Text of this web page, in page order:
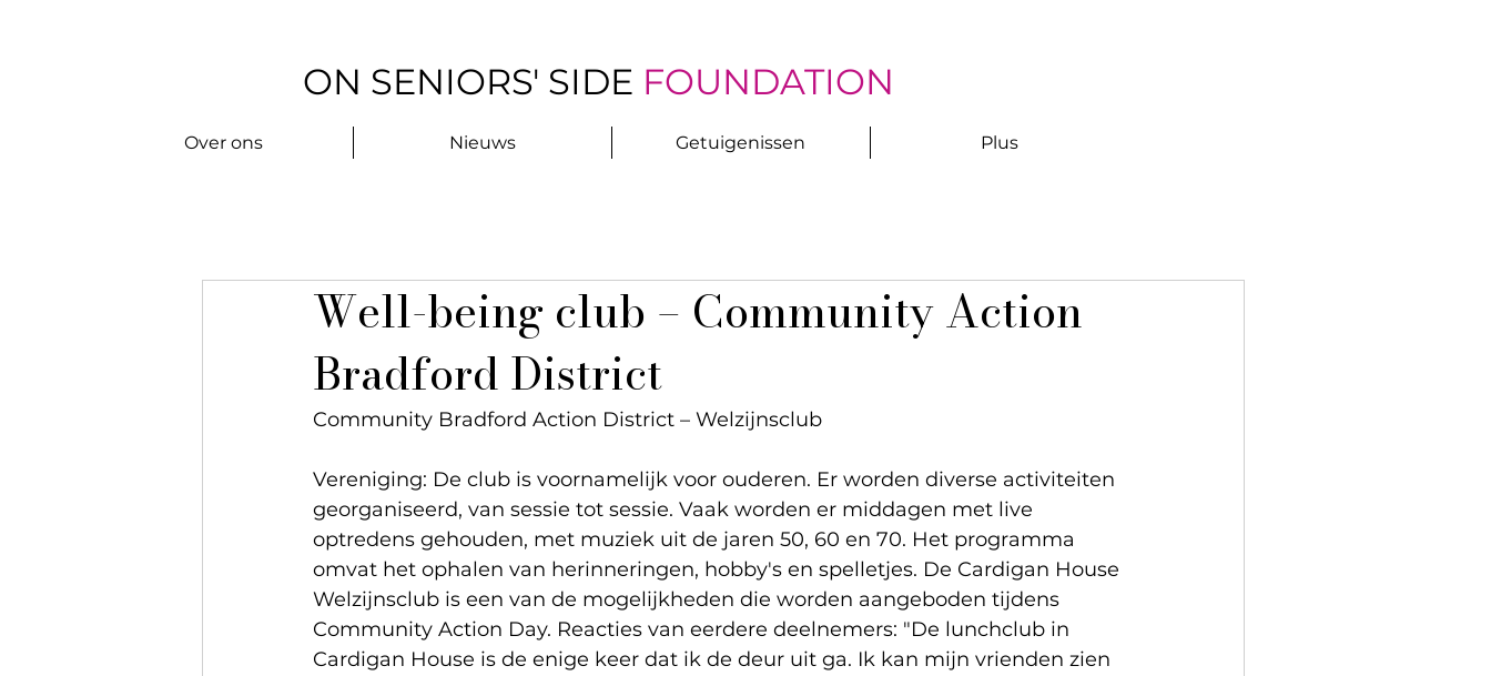
ON SENIORS' SIDE FOUNDATION
Over ons Nieuws Getuigenissen Plus
Well-being club – Community Action
Bradford District
Community Bradford Action District – Welzijnsclub
Vereniging: De club is voornamelijk voor ouderen. Er worden diverse activiteiten
georganiseerd, van sessie tot sessie. Vaak worden er middagen met live
optredens gehouden, met muziek uit de jaren 50, 60 en 70. Het programma
omvat het ophalen van herinneringen, hobby's en spelletjes. De Cardigan House
Welzijnsclub is een van de mogelijkheden die worden aangeboden tijdens
Community Action Day. Reacties van eerdere deelnemers: "De lunchclub in
Cardigan House is de enige keer dat ik de deur uit ga. Ik kan mijn vrienden zien